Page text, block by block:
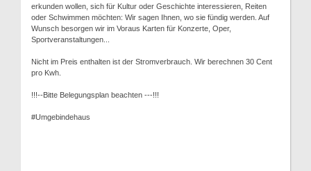
erkunden wollen, sich für Kultur oder Geschichte interessieren, Reiten
oder Schwimmen möchten: Wir sagen Ihnen, wo sie fündig werden. Auf
Wunsch besorgen wir im Voraus Karten für Konzerte, Oper,
Sportveranstaltungen...
Nicht im Preis enthalten ist der Stromverbrauch. Wir berechnen 30 Cent
pro Kwh.
!!!--Bitte Belegungsplan beachten ---!!!
#Umgebindehaus